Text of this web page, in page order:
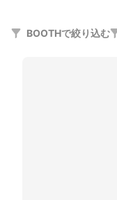
BOOTHで絞り込む